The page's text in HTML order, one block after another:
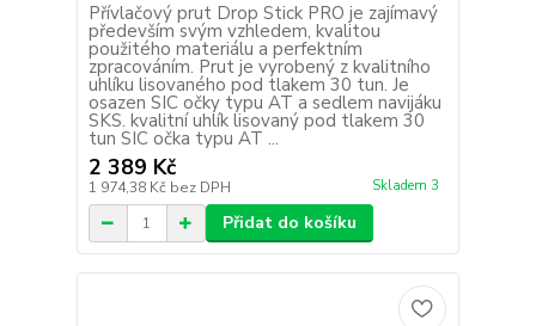
Přívlačový prut Drop Stick PRO je zajímavý
především svým vzhledem, kvalitou
použitého materiálu a perfektním
zpracováním. Prut je vyrobený z kvalitního
uhlíku lisovaného pod tlakem 30 tun. Je
osazen SIC očky typu AT a sedlem navijáku
SKS. kvalitní uhlík lisovaný pod tlakem 30
tun SIC očka typu AT ...
2 389 Kč
1 974,38 Kč bez DPH Skladem 3
Přidat do košíku